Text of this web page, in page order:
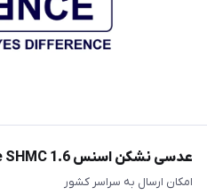
عدسی نشکن اسنس Essence SHMC 1.6
امکان ارسال به سراسر کشور